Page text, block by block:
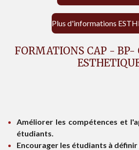
Plus d'informations
FORMATIONS CAP - BP-
Améliorer les compétences et
étudiants.
Encourager les étudiants à